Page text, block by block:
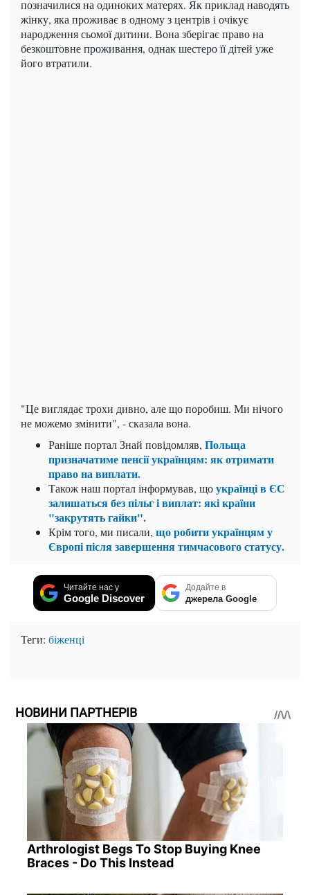
позначилися на одиноких матерях. Як приклад наводять
жінку, яка проживає в одному з центрів і очікує
народження сьомої дитини. Вона зберігає право на
безкоштовне проживання, однак шестеро її дітей уже
його втратили.
"Це виглядає трохи дивно, але що поробиш. Ми нічого
не можемо змінити", - сказала вона.
Раніше портал Знай повідомляв, Польща
призначатиме пенсії українцям: як отримати
право на виплати.
Також наш портал інформував, щоукраїнці в ЄС
залишаться без пільг і виплат: які країни
"закрутять гайки".
Крім того, ми писали, що робити українцям у
Європі після завершення тимчасового статусу.
Читайте нас у
Google Discover
Додайте в
джерела Google
Теги: біженці
НОВИНИ ПАРТНЕРІВ
Arthrologist Begs To Stop Buying Knee
Braces - Do This Instead